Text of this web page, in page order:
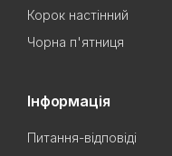
Корок настінний
Чорна п'ятниця
Інформація
Питання-відповіді